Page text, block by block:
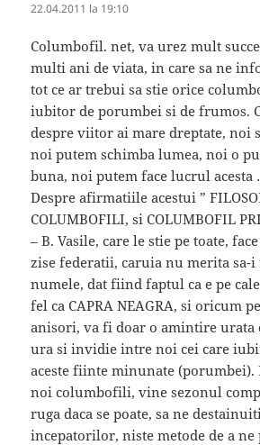
22.04.2011 la 19:10
Columbofil. net, va urez mult
multi ani de viata, in care sa ne
tot ce ar trebui sa stie orice
iubitor de porumbei si de frumos.
despre viitor ai mare dreptate, noi
noi putem schimba lumea, noi o
buna, noi putem face lucrul acesta
Despre afirmatiile acestui ”
COLUMBOFILI, si COLUMBOFIL
– B. Vasile, care le stie pe toate,
zise federatii, caruia nu merita sa-
numele, dat fiind faptul ca e pe
fel ca CAPRA NEAGRA, si oricum
anisori, va fi doar o amintire urata
ura si invidie intre noi cei care
aceste fiinte minunate (porumbei).
noi columbofili, vine sezonul
ruga daca se poate, sa ne
incepatorilor, niste metode de a ne